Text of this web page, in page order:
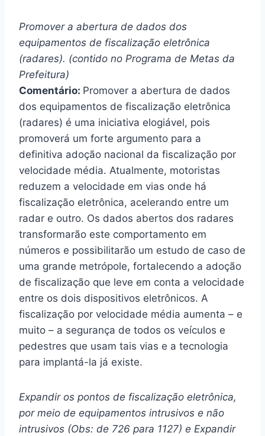
Promover a abertura de dados dos
equipamentos de fiscalização eletrônica
(radares). (contido no Programa de Metas da
Prefeitura)
Comentário: Promover a abertura de dados
dos equipamentos de fiscalização eletrônica
(radares) é uma iniciativa elogiável, pois
promoverá um forte argumento para a
definitiva adoção nacional da fiscalização por
velocidade média. Atualmente, motoristas
reduzem a velocidade em vias onde há
fiscalização eletrônica, acelerando entre um
radar e outro. Os dados abertos dos radares
transformarão este comportamento em
números e possibilitarão um estudo de caso de
uma grande metrópole, fortalecendo a adoção
de fiscalização que leve em conta a velocidade
entre os dois dispositivos eletrônicos. A
fiscalização por velocidade média aumenta – e
muito – a segurança de todos os veículos e
pedestres que usam tais vias e a tecnologia
para implantá-la já existe.
Expandir os pontos de fiscalização eletrônica,
por meio de equipamentos intrusivos e não
intrusivos (Obs: de 726 para 1127) e Expandir